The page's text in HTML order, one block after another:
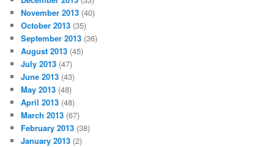
November 2013 (40)
October 2013 (35)
September 2013 (36)
August 2013 (45)
July 2013 (47)
June 2013 (43)
May 2013 (48)
April 2013 (48)
March 2013 (67)
February 2013 (38)
January 2013 (2)